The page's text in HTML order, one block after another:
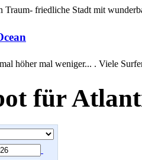
Traum- friedliche Stadt mit
höher mal weniger... . Viele
für